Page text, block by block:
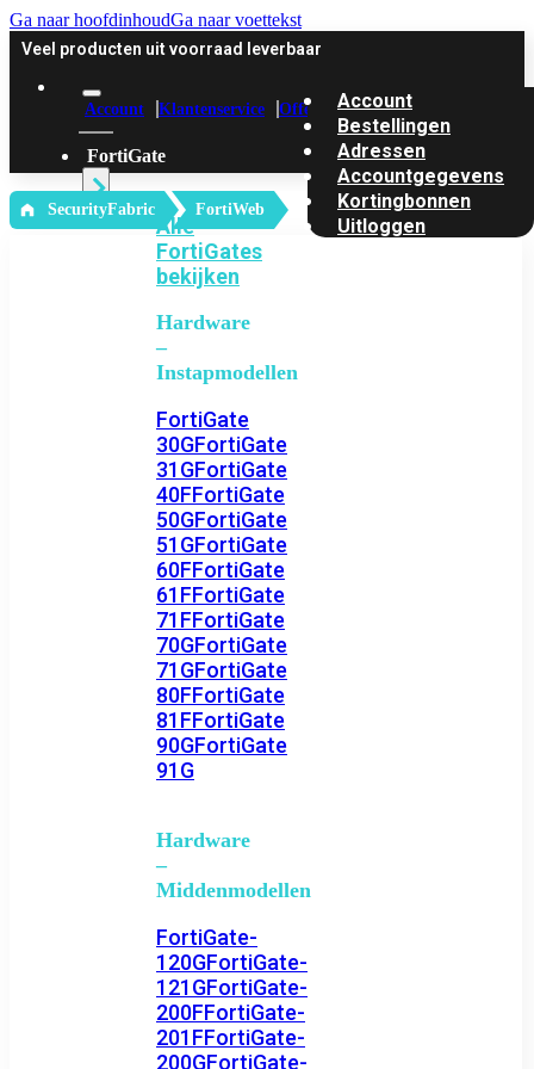
Ga naar hoofdinhoudGa naar voettekst
Veel producten uit voorraad leverbaar
Account Klantenservice Offerte
FortiGate
Alle
FortiGates
bekijken
Hardware
–
Instapmodellen
FortiGate
30GFortiGate
31GFortiGate
40FFortiGate
50GFortiGate
51GFortiGate
60FFortiGate
61FFortiGate
71FFortiGate
70GFortiGate
71GFortiGate
80FFortiGate
81FFortiGate
90GFortiGate
91G
Hardware
–
Middenmodellen
FortiGate-
120GFortiGate-
121GFortiGate-
200FFortiGate-
201FFortiGate-
200GFortiGate-
Account
Bestellingen
Adressen
Accountgegevens
Kortingbonnen
Uitloggen
‎ SecurityFabric FortiWeb